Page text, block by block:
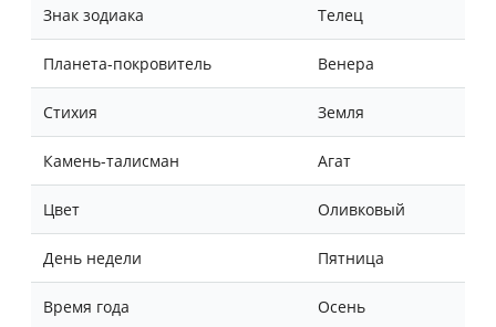
Знак зодиака Телец
Планета-покровитель Венера
Стихия Земля
Камень-талисман Агат
Цвет Оливковый
День недели Пятница
Время года Осень